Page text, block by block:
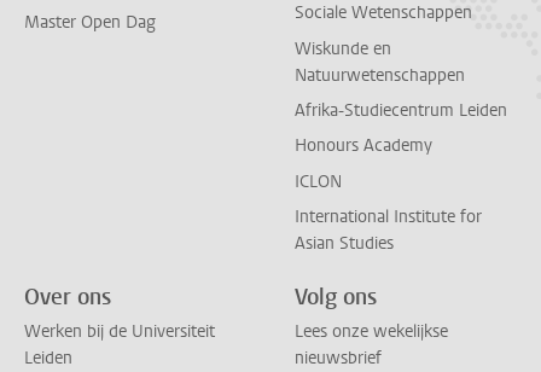
Master Open Dag
Sociale Wetenschappen
Wiskunde en
Natuurwetenschappen
Afrika-Studiecentrum Leiden
Honours Academy
ICLON
International Institute for
Asian Studies
Over ons
Werken bij de Universiteit
Leiden
Volg ons
Lees onze wekelijkse
nieuwsbrief